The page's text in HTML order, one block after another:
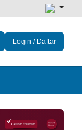
Login / Daftar